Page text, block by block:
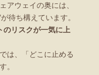
アウェイの奥には、
待ち構えています。
のリスクが一気に上
は、「どこに止める
。